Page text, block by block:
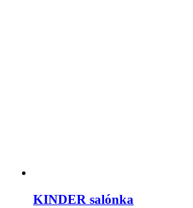
KINDER salónka